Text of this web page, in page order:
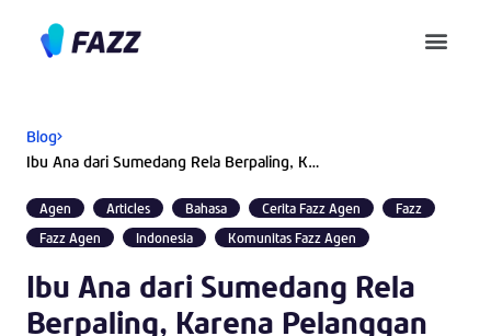
Blog
Ibu Ana dari Sumedang Rela Berpaling, Karena Pelanggan Lebih Penting!
Agen Articles Bahasa Cerita Fazz Agen
Fazz
Fazz Agen
Indonesia Komunitas Fazz Agen
Ibu Ana dari Sumedang Rela
Berpaling, Karena Pelanggan